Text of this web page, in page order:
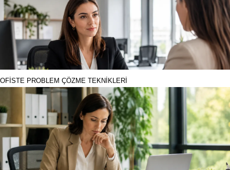
OFİSTE PROBLEM ÇÖZME TEKNİKLERİ